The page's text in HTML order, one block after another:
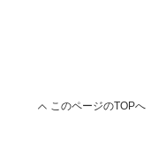
このページのTOPへ